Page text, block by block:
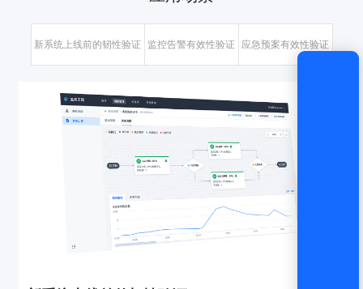
新系统上线前的韧性验证 监控告警有效性验证 应急预案有效性验证